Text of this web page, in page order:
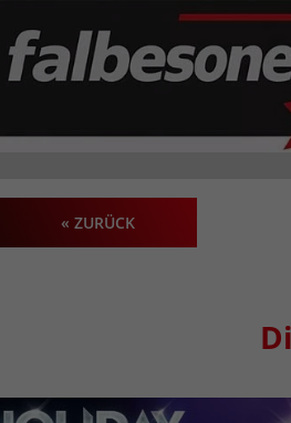
« ZURÜCK